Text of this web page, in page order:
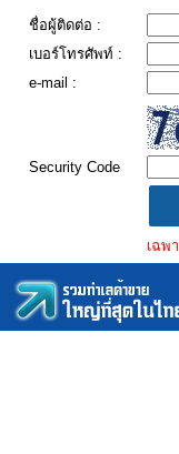
ชื่อผู้ติดต่อ :
เบอร์โทรศัพท์ :
e-mail :
Security Code
เฉพ